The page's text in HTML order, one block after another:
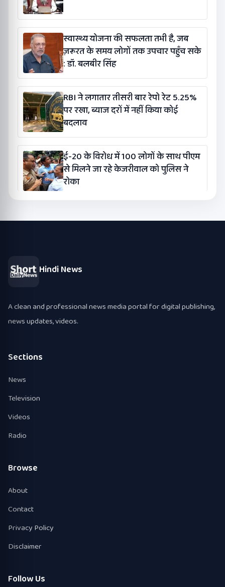
स्वास्थ्य योजना की सफलता तभी है, जब
ज़रूरत के समय लोगों तक उपचार पहुँच सके
: डॉ. बलबीर सिंह
RBI ने लगातार तीसरी बार रेपो रेट 5.25%
पर रखा, ब्याज दरों में नहीं किया कोई
बदलाव
ई-20 के विरोध में 100 लोगों के साथ पीएम
से मिलने जा रहे केजरीवाल को पुलिस ने
रोका
Hindi News
A clean and professional news media portal for digital publishing,
news updates, videos.
Sections
News
Television
Videos
Radio
Browse
About
Contact
Privacy Policy
Disclaimer
Follow Us